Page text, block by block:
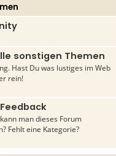
sonstigen Themen
Hast Du was lustiges im Web
rein!
man dieses Forum
Fehlt eine Kategorie?